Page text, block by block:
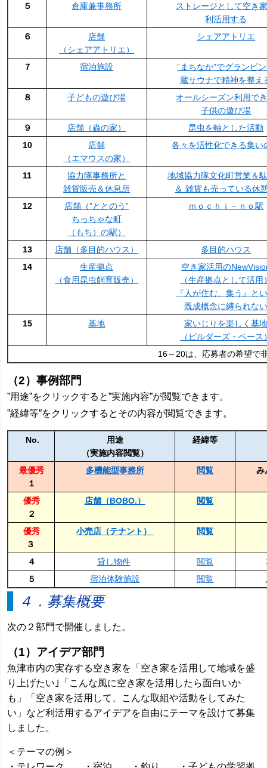
５
倉庫兼事務所
ストレージとして空き
利活用する
６
店舗
（シェアアトリエ）
シェアアトリエ
７ 宿泊施設
”まちなか”でグランピ
蔵サウナで精神を整え
８
子どもの遊び場
オールシーズン利用で
子供の遊び場
９
店舗（蟲の家）
昆虫を軸とした活動
10
店舗
（エマウスの家）
各々を活性化できる集い
11
協力隊事務所と
雑貨販売＆休息所
地域協力隊文化町営業＆
＆ 雑貨も売っている休
12
店舗（”ととのう”
ちっちゃな町
（もち）の駅）
ｍｏｃｈｉ－ｎｏ駅
13 店舗（多目的ハウス）
多目的ハウス
14
生産拠点
（食用昆虫飼育販売）
空き家活用の
（生産拠点として活用
『人が住む、集う』と
既成概念に縛られな
15
基地
家いじりを楽しく基
（ビルダーズ・ベース
16～20は、応募者の希望で
（2）事例部門
”用途”をクリックすると”実施内容”が閲覧できます。
”経緯等”をクリックするとその内容が閲覧できます。
No.
用途
（実施内容閲覧）
経緯等
最優秀
１
多機能型事務所 閲覧 み
優秀
２
店舗（BOBO.） 閲覧
優秀
３
小売店（テナント） 閲覧
４ 貸し物件 閲覧
５
宿泊体験施設 閲覧
４．募集概要
次の２部門で開催しました。
（1）アイデア部門
魚津市内の実存する空き家を「空き家を活用して地域を盛
り上げたい｣「こんな風に空き家を活用したら面白いか
も」「空き家を活用して、こんな取組や活動をしてみた
い」など利活用するアイデアを自由にテーマを設けて募集
しました。
＜テーマの例＞